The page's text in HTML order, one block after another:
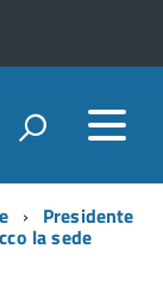
Presidente
la sede